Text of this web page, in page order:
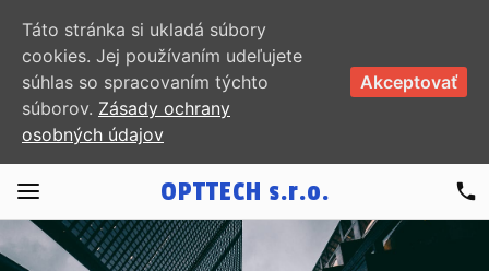
OPTTECH s.r.o. phone
Táto stránka si ukladá súbory
cookies. Jej používaním udeľujete
súhlas so spracovaním týchto
súborov. Zásady ochrany
osobných údajov
Akceptovať